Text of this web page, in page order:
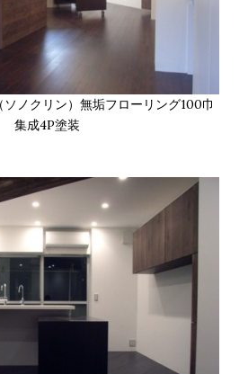
ノクリン）無垢フローリング100巾
集成4P塗装